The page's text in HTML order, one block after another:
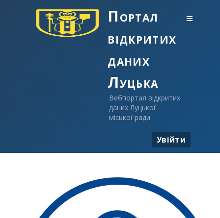
Портал
відкритих
даних
Луцька
Вебпортал відкритих
даних Луцької
міської ради
Увійти